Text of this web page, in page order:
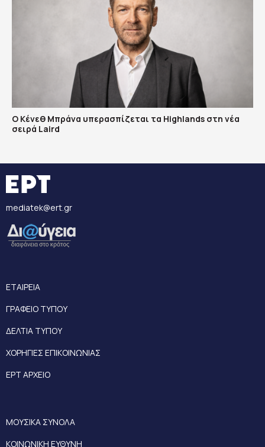
Ο Κένεθ Μπράνα υπερασπίζεται τα Highlands στη νέα
σειρά Laird
mediatek@ert.gr
ΕΤΑΙΡΕΙΑ
ΓΡΑΦΕΙΟ ΤΥΠΟΥ
ΔΕΛΤΙΑ ΤΥΠΟΥ
ΧΟΡΗΓΙΕΣ ΕΠΙΚΟΙΝΩΝΙΑΣ
ΕΡΤ ΑΡΧΕΙΟ
ΜΟΥΣΙΚΑ ΣΥΝΟΛΑ
ΚΟΙΝΩΝΙΚΗ ΕΥΘΥΝΗ